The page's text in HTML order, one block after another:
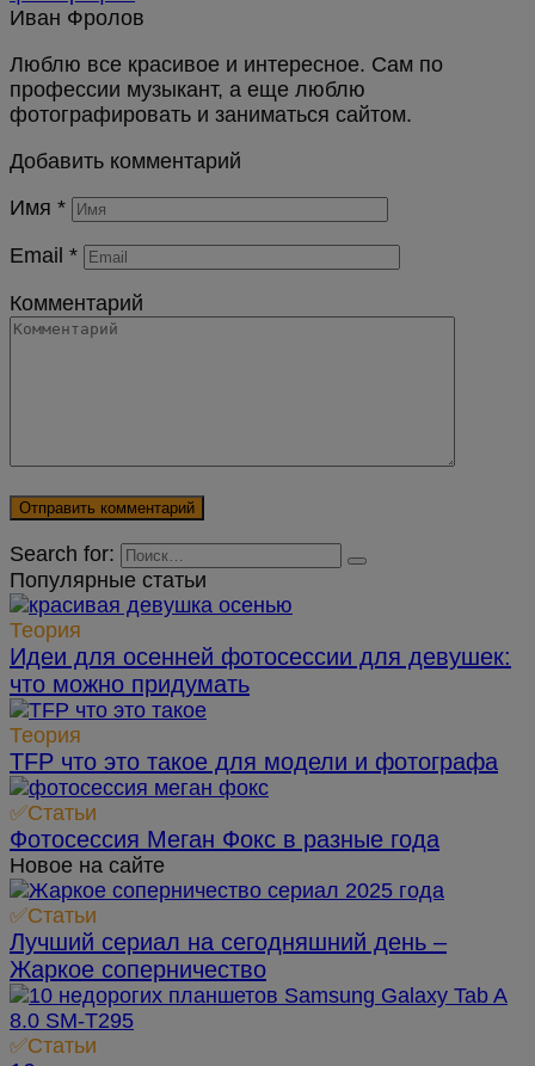
Иван Фролов
Люблю все красивое и интересное. Сам по
профессии музыкант, а еще люблю
фотографировать и заниматься сайтом.
Добавить комментарий
Имя *
Email *
Комментарий
Search for:
Популярные статьи
Теория
Идеи для осенней фотосессии для девушек:
что можно придумать
Теория
TFP что это такое для модели и фотографа
✅Статьи
Фотосессия Меган Фокс в разные года
Новое на сайте
✅Статьи
Лучший сериал на сегодняшний день –
Жаркое соперничество
✅Статьи